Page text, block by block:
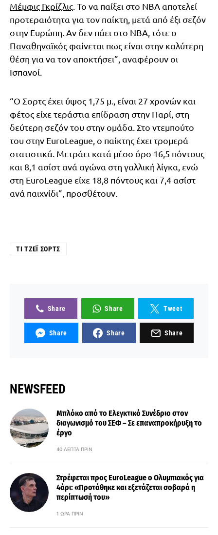
Μέμφις Γκρίζλις . Το να παίξει στο ΝΒΑ αποτελεί
προτεραιότητα για τον παίκτη, μετά από έξι σεζόν
στην Ευρώπη. Αν δεν πάει στο ΝΒΑ, τότε ο
Παναθηναϊκός φαίνεται πως είναι στην καλύτερη
θέση για να τον αποκτήσει”, αναφέρουν οι
Ισπανοί.
“Ο Σορτς έχει ύψος 1,75 μ., είναι 27 χρονών και
φέτος είχε τεράστια επίδραση στην Παρί, στη
δεύτερη σεζόν του στην ομάδα. Στο ντεμπούτο
του στην EuroLeague, ο παίκτης έχει τρομερά
στατιστικά. Μετράει κατά μέσο όρο 16,5 πόντους
και 8,1 ασίστ ανά αγώνα στη γαλλική λίγκα, ενώ
στη EuroLeague είχε 18,8 πόντους και 7,4 ασίστ
ανά παιχνίδι”, προσθέτουν.
ΤΙ ΤΖΈΙ ΣΟΡΤΣ
Share Share Tweet
Share Share Share
NEWSFEED
Μπλόκο από το Ελεγκτικό Συνέδριο στον
διαγωνισμό του ΣΕΦ – Σε επαναπροκήρυξη το
έργο
40 ΛΕΠΤΆ ΠΡΙΝ
Στρέφεται προς EuroLeague ο Ολυμπιακός για
4άρι: «Προτάθηκε και εξετάζεται σοβαρά η
περίπτωσή του»
1 ΏΡΑ ΠΡΙΝ